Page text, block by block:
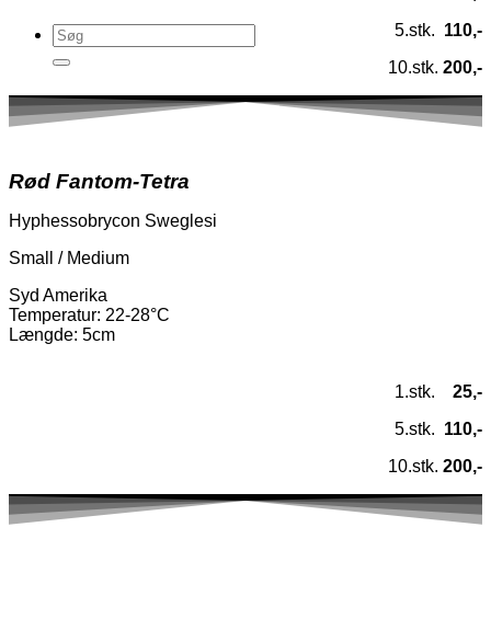
5.stk. 110,-
10.stk. 200,-
Rød Fantom-Tetra
Hyphessobrycon Sweglesi
Small / Medium
Syd Amerika
Temperatur: 22-28°C
Længde: 5cm
1.stk.
25,-
5.stk. 110,-
10.stk. 200,-